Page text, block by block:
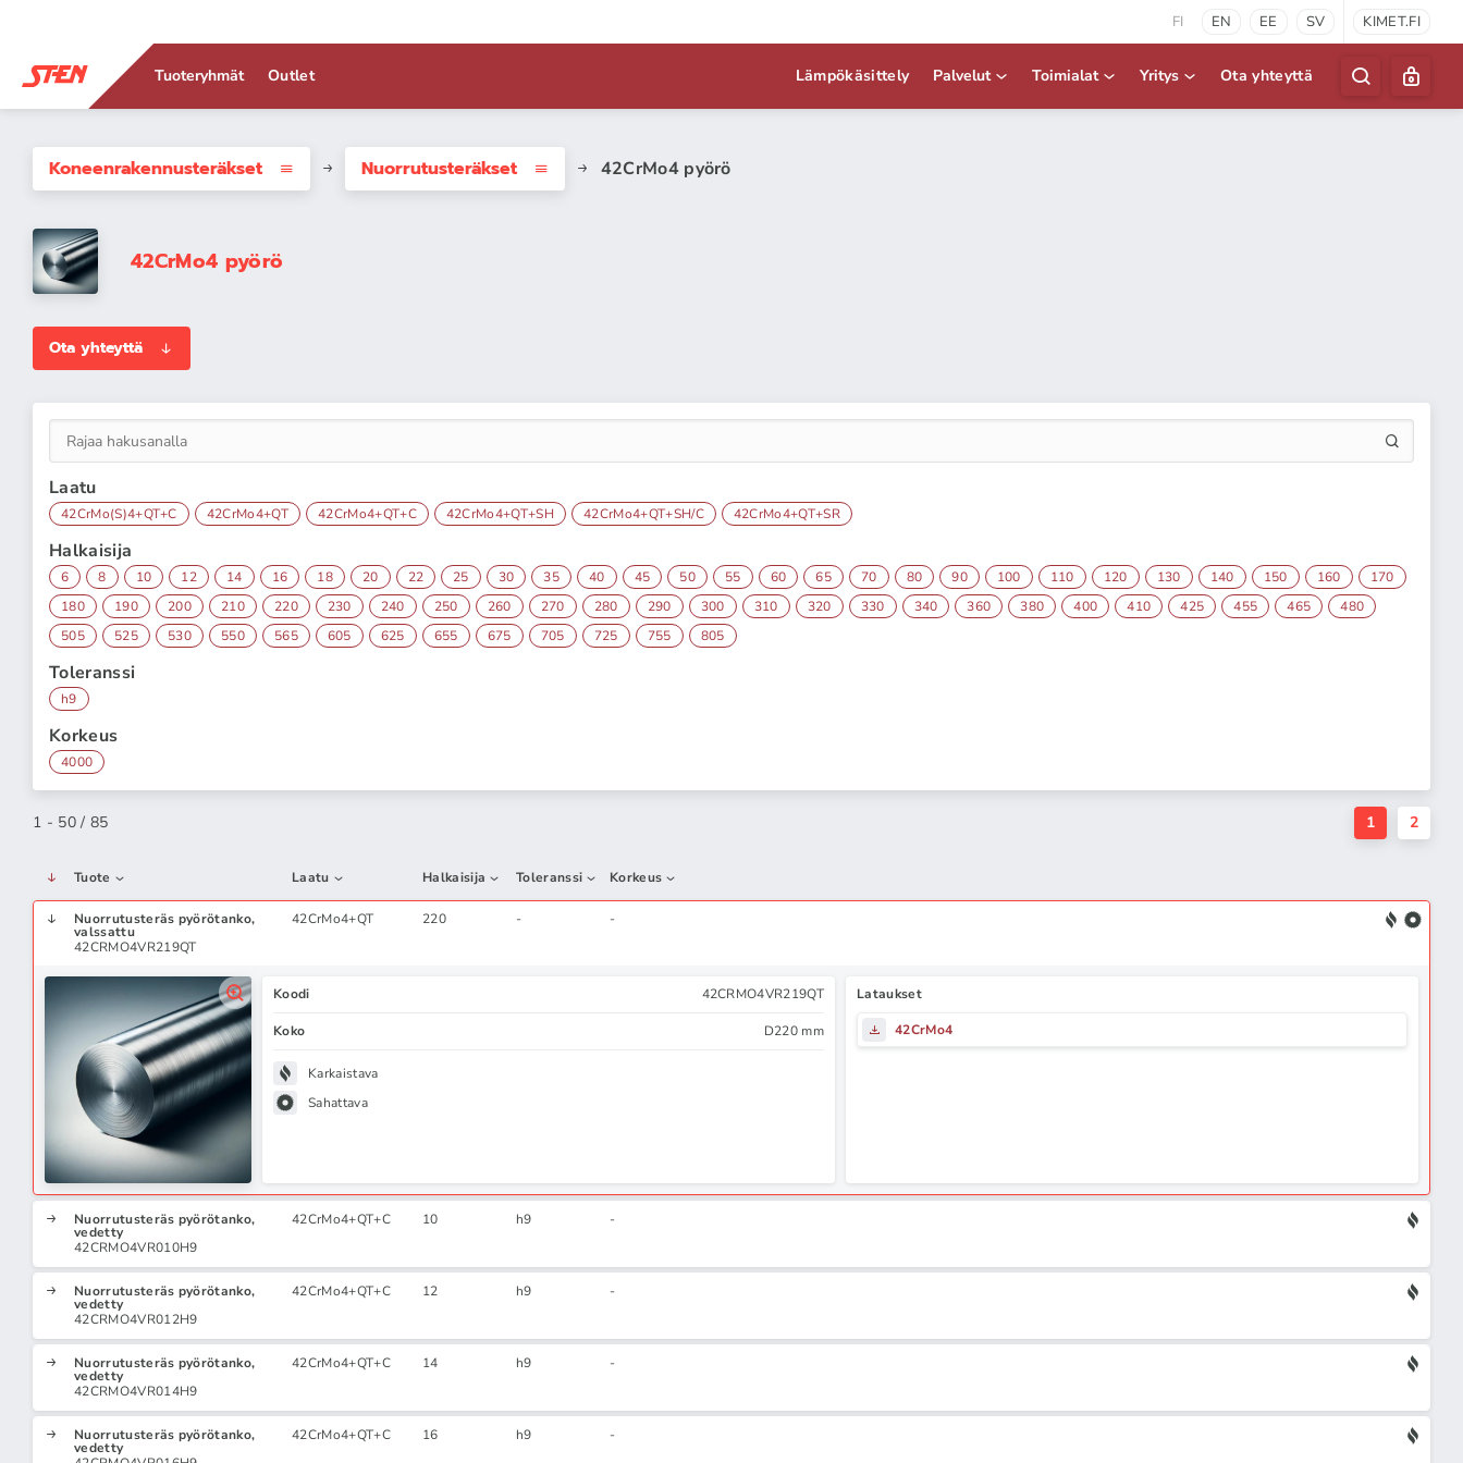
FI EN EE SV KIMET.FI
Tuoteryhmät Outlet Lämpökäsittely Palvelut Toimialat Yritys Ota yhteyttä
Koneenrakennus­teräkset Nuorrutusteräkset 42CrMo4 pyörö
42CrMo4 pyörö
Ota yhteyttä
Laatu
42CrMo(S)4+QT+C 42CrMo4+QT 42CrMo4+QT+C 42CrMo4+QT+SH 42CrMo4+QT+SH/C 42CrMo4+QT+SR
Halkaisija
6 8 10 12 14 16 18 20 22 25 30 35 40 45 50 55 60 65 70 80 90 100 110 120 130 140 150 160
170
180
190 200 210 220 230 240 250 260 270 280 290 300 310 320 330 340 360 380 400 410 425 455 465
480
505
525 530 550 565 605 625 655 675 705 725 755 805
Toleranssi
h9
Korkeus
4000
1 - 50 / 85 1 2
Tuote Laatu Halkaisija Toleranssi Korkeus
Nuorrutusteräs pyörötanko,
valssattu
42CRMO4VR219QT
42CrMo4+QT 220 - -
Koodi 42CRMO4VR219QT
Koko D220 mm
Karkaistava
Sahattava
Lataukset
42CrMo4
Nuorrutusteräs pyörötanko,
vedetty
42CRMO4VR010H9
42CrMo4+QT+C 10 h9 -
Nuorrutusteräs pyörötanko,
vedetty
42CRMO4VR012H9
42CrMo4+QT+C 12 h9 -
Nuorrutusteräs pyörötanko,
vedetty
42CRMO4VR014H9
42CrMo4+QT+C 14 h9 -
Nuorrutusteräs pyörötanko,
vedetty
42CrMo4+QT+C 16 h9 -